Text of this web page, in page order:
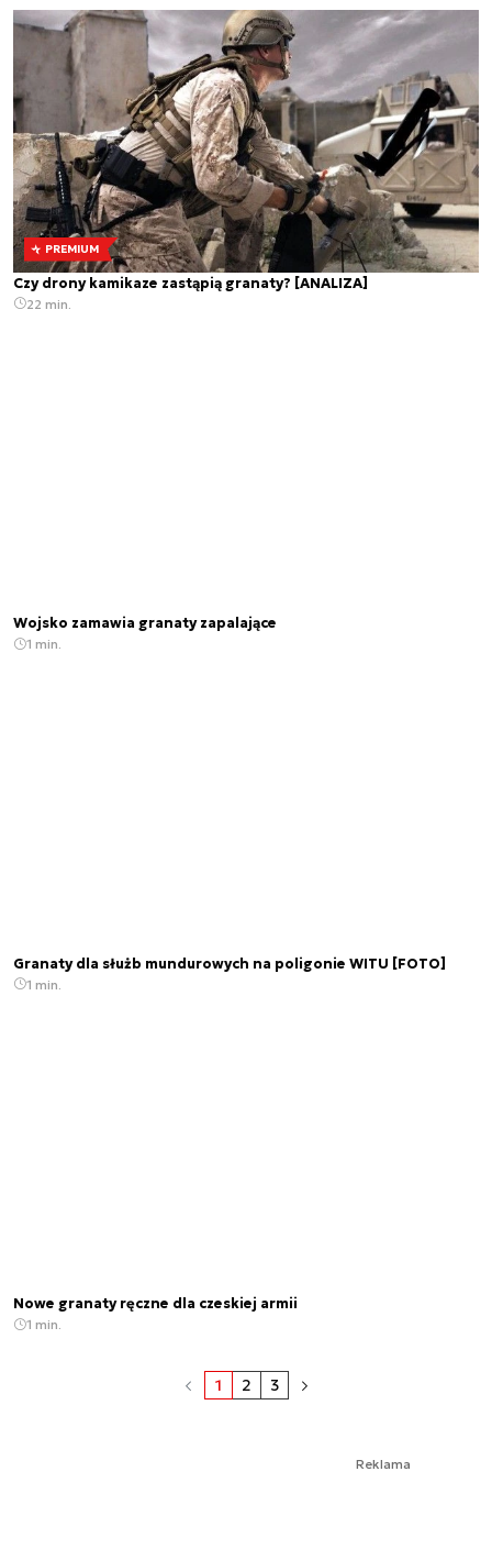
PREMIUM
Czy drony kamikaze zastąpią granaty? [ANALIZA]
22 min.
Wojsko zamawia granaty zapalające
1 min.
Granaty dla służb mundurowych na poligonie WITU [FOTO]
1 min.
Nowe granaty ręczne dla czeskiej armii
1 min.
1 2 3
Reklama